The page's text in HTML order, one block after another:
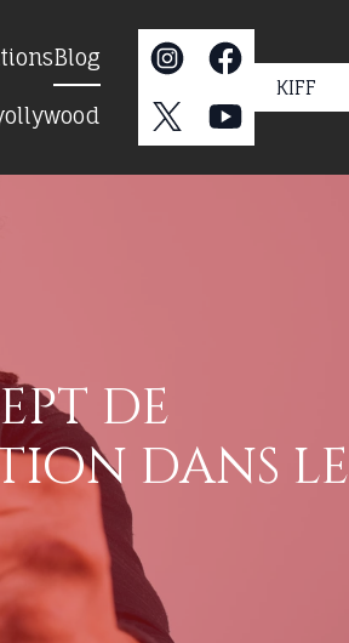
Blog
KIFF
de
dans le